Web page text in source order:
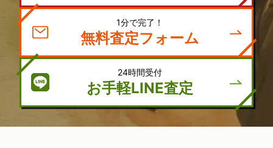
1分で完了！
無料査定フォーム
24時間受付
お手軽LINE査定